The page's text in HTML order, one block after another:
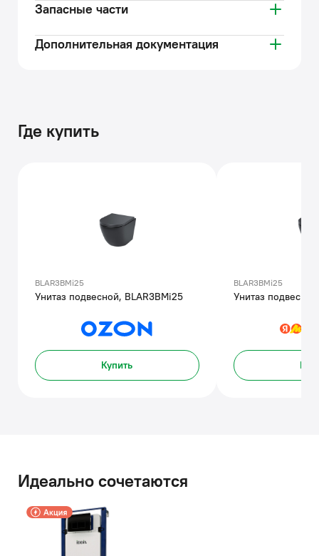
Запасные части
Дополнительная документация
Где купить
BLAR3BMi25
Унитаз подвесной, BLAR3BMi25
Купить
BLAR3BMi25
Унитаз
Идеально сочетаются